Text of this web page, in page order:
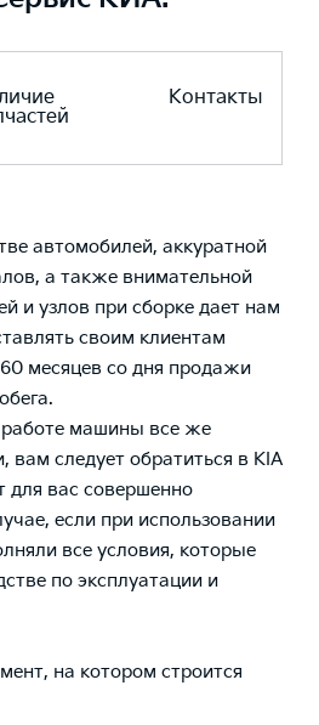
Контакты
автомобилей, аккуратной
а также внимательной
и узлов при сборке дает нам
своим клиентам
месяцев со дня продажи
работе машины все же
вам следует обратиться в KIA
для вас совершенно
если при использовании
все условия, которые
по эксплуатации и
на котором строится